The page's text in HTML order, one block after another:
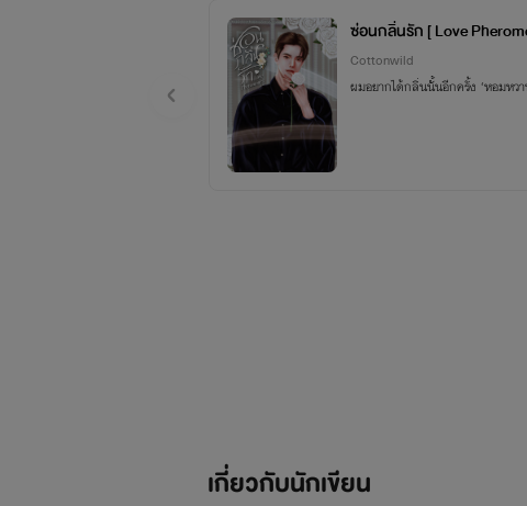
ซ่อนกลิ่นรัก [ Love
Cottonwild
ผมอยากได้กลิ่นนั้นอีกครั้ง ‘หอมหว
เกี่ยวกับนักเขียน